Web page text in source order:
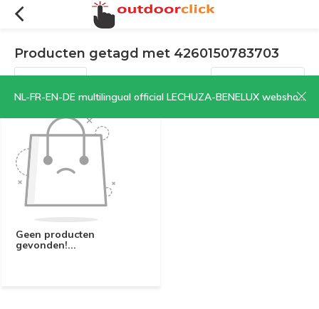
NL-FR-EN-DE multilingual official LECHUZA-BENELUX webshop | CLICK HERE NOW!
Producten getagd met 4260150783703
Filters Sorteren op:
Geen producten
gevonden!...